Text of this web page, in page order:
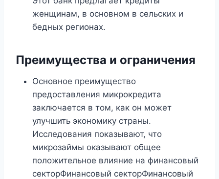
женщинам, в основном в сельских и
бедных регионах.
Преимущества и ограничения
Основное преимущество
предоставления микрокредита
заключается в том, как он может
улучшить экономику страны.
Исследования показывают, что
микрозаймы оказывают общее
положительное влияние на финансовый
секторФинансовый секторФинансовый